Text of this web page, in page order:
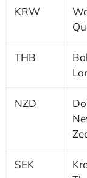
KRW
THB
NZD
SEK